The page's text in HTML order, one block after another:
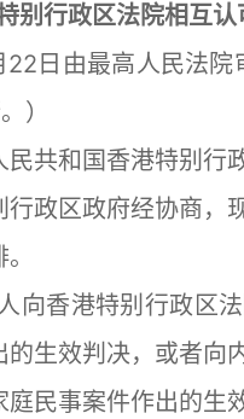
别行政区法院相互
由最高人民法院
）
和国香港特别行
行政区政府经协商，
向香港特别行政区
的生效判决，或者向
民事案件作出的生